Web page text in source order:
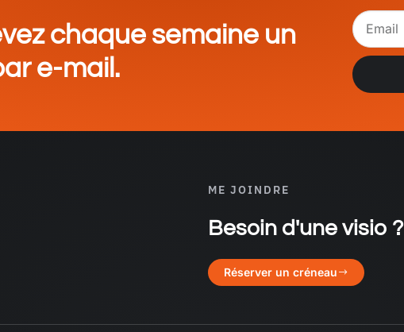
chaque semaine un
e-mail.
ME JOINDRE
Besoin d'une visio ?
Réserver un créneau